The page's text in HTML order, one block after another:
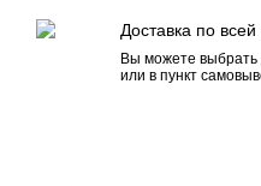
Доставка по всей
Вы можете выбрать
или в пункт